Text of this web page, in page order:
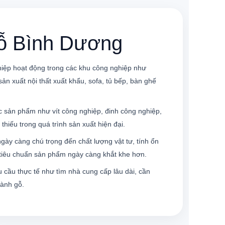
Bình Dương
hoạt động trong các khu công nghiệp như
xuất nội thất xuất khẩu, sofa, tủ bếp, bàn ghế
phẩm như vít công nghiệp, đinh công nghiệp,
trong quá trình sản xuất hiện đại.
càng chú trọng đến chất lượng vật tư, tính ổn
chuẩn sản phẩm ngày càng khắt khe hơn.
thực tế như tìm nhà cung cấp lâu dài, cần
gỗ.